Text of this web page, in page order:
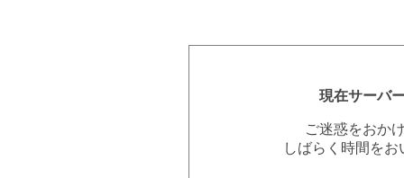
現在サーバ
ご迷惑をおか
しばらく時間を